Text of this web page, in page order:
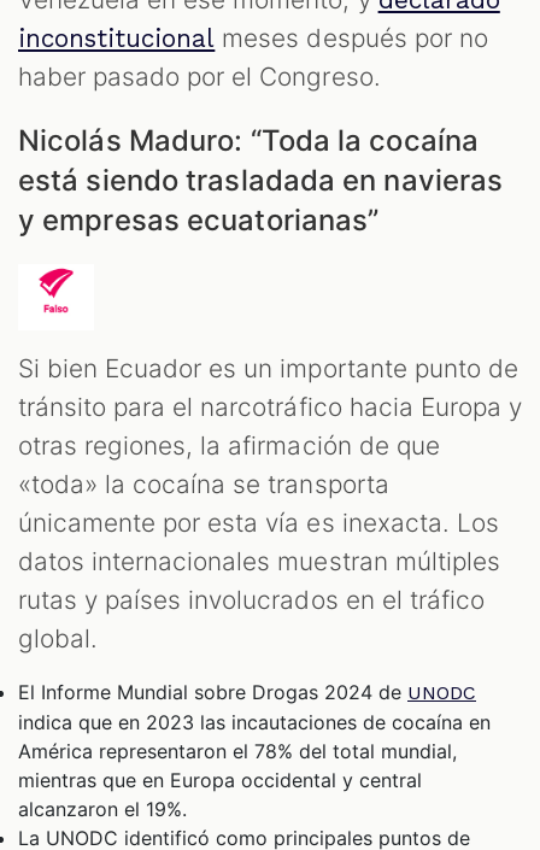
inconstitucional meses después por no
haber pasado por el Congreso.
Nicolás Maduro: “Toda la cocaína
está siendo trasladada en navieras
y empresas ecuatorianas”
Si bien Ecuador es un importante punto de
tránsito para el narcotráfico hacia Europa y
otras regiones, la afirmación de que
«toda» la cocaína se transporta
únicamente por esta vía es inexacta. Los
datos internacionales muestran múltiples
rutas y países involucrados en el tráfico
global.
El Informe Mundial sobre Drogas 2024 de UNODC
indica que en 2023 las incautaciones de cocaína en
América representaron el 78% del total mundial,
mientras que en Europa occidental y central
alcanzaron el 19%.
La UNODC identificó como principales puntos de